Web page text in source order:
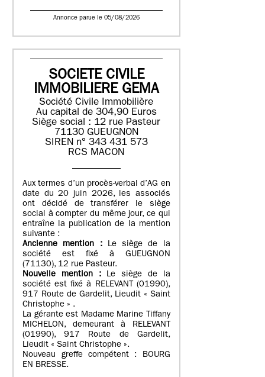
Annonce parue le 05/08/2026
SOCIETE CIVILE
IMMOBILIERE GEMA
Société Civile Immobilière
Au capital de 304,90 Euros
Siège social : 12 rue Pasteur
71130 GUEUGNON
SIREN n° 343 431 573
RCS MACON
Aux termes d’un procès-verbal d’AG en
date du 20 juin 2026, les associés
ont décidé de transférer le siège
social à compter du même jour, ce qui
entraîne la publication de la mention
suivante :
Ancienne mention : Le siège de la
société est fixé à GUEUGNON
(71130), 12 rue Pasteur.
Nouvelle mention : Le siège de la
société est fixé à RELEVANT (01990),
917 Route de Gardelit, Lieudit « Saint
Christophe » .
La gérante est Madame Marine Tiffany
MICHELON, demeurant à RELEVANT
(01990), 917 Route de Gardelit,
Lieudit « Saint Christophe ».
Nouveau greffe compétent : BOURG
EN BRESSE.